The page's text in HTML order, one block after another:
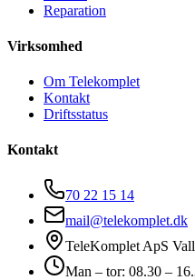
Reparation
Virksomhed
Om Telekomplet
Kontakt
Driftsstatus
Kontakt
70 22 15 14
mail@telekomplet.dk
TeleKomplet ApS
Man – tor: 08.30 –